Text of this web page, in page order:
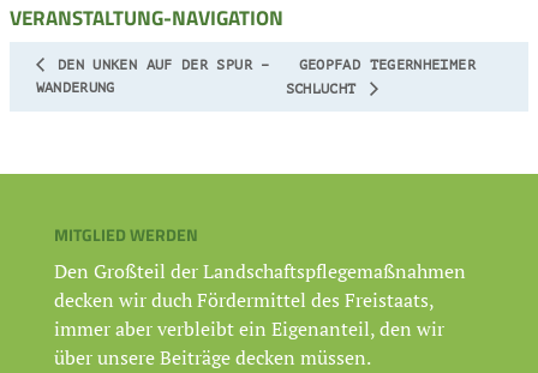
VERANSTALTUNG-NAVIGATION
DEN UNKEN AUF DER SPUR –
WANDERUNG
GEOPFAD TEGERNHEIMER
SCHLUCHT
MITGLIED WERDEN
Den Großteil der Landschaftspflegemaßnahmen
decken wir duch Fördermittel des Freistaats,
immer aber verbleibt ein Eigenanteil, den wir
über unsere Beiträge decken müssen.